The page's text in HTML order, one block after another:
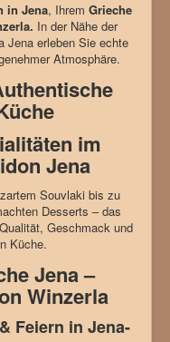
in Jena, Ihrem Grieche
In der Nähe der
Jena erleben Sie echte
Atmosphäre.
im
Jena
Souvlaki bis zu
Desserts – das
Geschmack und
Küche.
Jena –
Winzerla
Feiern in Jena-